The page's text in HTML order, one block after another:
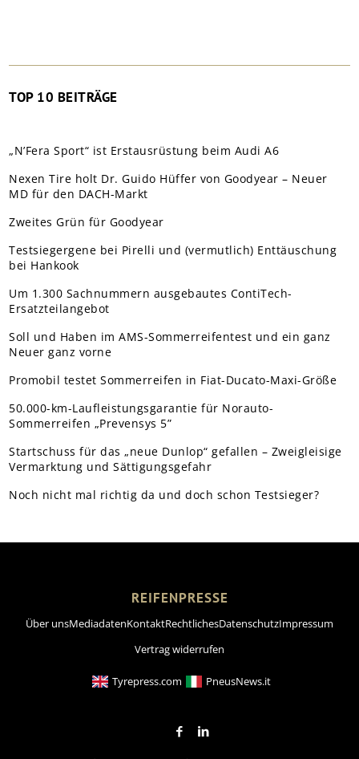
TOP 10 BEITRÄGE
„N’Fera Sport“ ist Erstausrüstung beim Audi A6
Nexen Tire holt Dr. Guido Hüffer von Goodyear – Neuer
MD für den DACH-Markt
Zweites Grün für Goodyear
Testsiegergene bei Pirelli und (vermutlich) Enttäuschung
bei Hankook
Um 1.300 Sachnummern ausgebautes ContiTech-
Ersatzteilangebot
Soll und Haben im AMS-Sommerreifentest und ein ganz
Neuer ganz vorne
Promobil testet Sommerreifen in Fiat-Ducato-Maxi-Größe
50.000-km-Laufleistungsgarantie für Norauto-
Sommerreifen „Prevensys 5”
Startschuss für das „neue Dunlop“ gefallen – Zweigleisige
Vermarktung und Sättigungsgefahr
Noch nicht mal richtig da und doch schon Testsieger?
REIFENPRESSE
Über unsMediadatenKontaktRechtlichesDatenschutzImpressum
Vertrag widerrufen
Tyrepress.com PneusNews.it